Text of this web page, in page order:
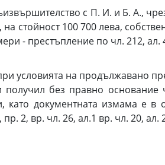
с П. И. и Б. А.,
стойност 100 700 лева,
- престъпление по чл. 212, ал.
условията на продължавано
без правно
документната измама е в
2, вр. чл. 26, ал.1 вр. чл. 20, ал.